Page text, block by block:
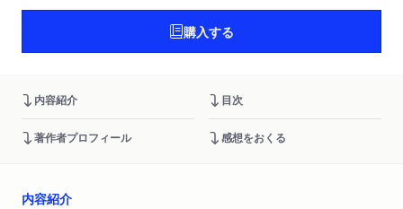
購入する
内容紹介 目次
著作者プロフィール 感想をおくる
内容紹介